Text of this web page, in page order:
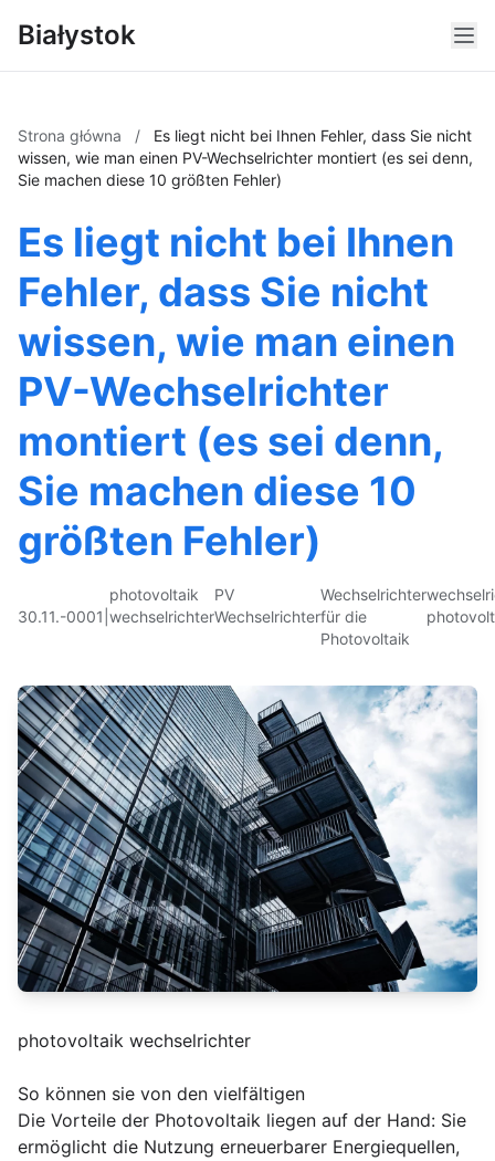
Białystok
Strona główna /
Es liegt nicht bei Ihnen Fehler, dass Sie nicht
wissen, wie man einen PV-Wechselrichter montiert (es sei denn,
Sie machen diese 10 größten Fehler)
Es liegt nicht bei Ihnen
Fehler, dass Sie nicht
wissen, wie man einen
PV-Wechselrichter
montiert (es sei denn,
Sie machen diese 10
größten Fehler)
30.11.-0001
photovoltaik
wechselrichter
PV
Wechselrichter
Wechselrichter
für die
Photovoltaik
photovoltaik wechselrichter
So können sie von den vielfältigen
Die Vorteile der Photovoltaik liegen auf der Hand: Sie
ermöglicht die Nutzung erneuerbarer Energiequellen,